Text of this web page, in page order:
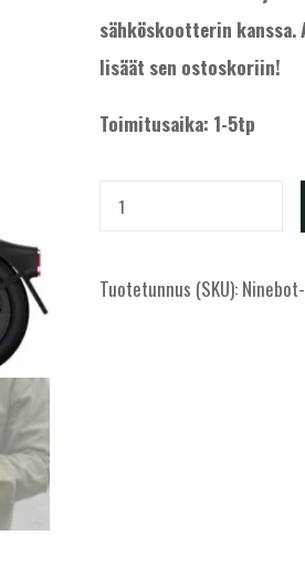
sähköskootterin
lisäät sen ostoskoriin!
Toimitusaika: 1-5tp
Segway
Tuotetunnus (SKU):